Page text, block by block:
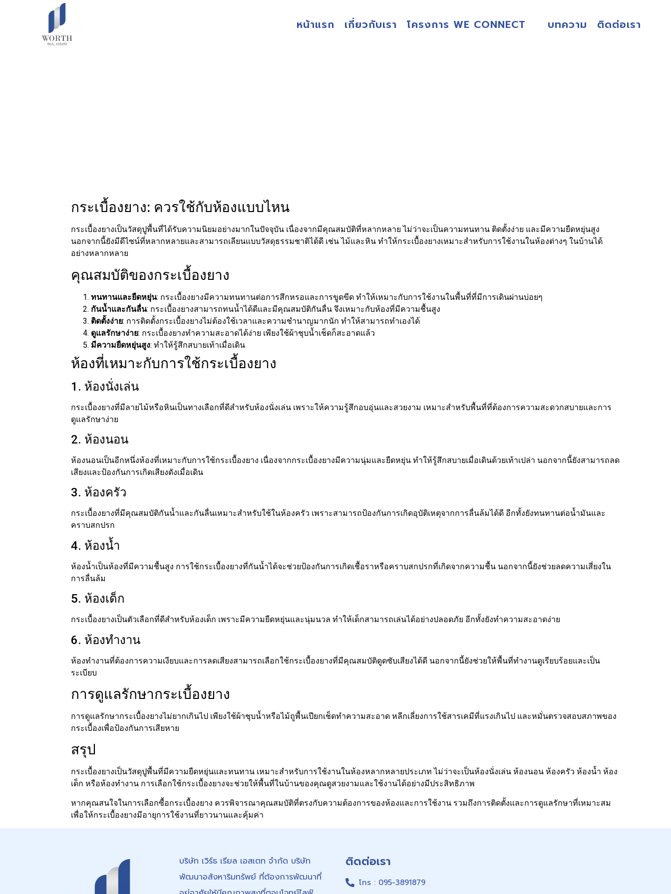
หน้าแรก เกี่ยวกับเรา โครงการ WE CONNECT บทความ ติดต่อเรา
กระเบื้องยาง: ควรใช้กับห้องแบบไหน
กระเบื้องยางเป็นวัสดุปูพื้นที่ได้รับความนิยมอย่างมากในปัจจุบัน เนื่องจากมีคุณสมบัติที่หลากหลาย ไม่ว่าจะเป็นความทนทาน ติดตั้งง่าย และมีความยืดหยุ่นสูง
นอกจากนี้ยังมีดีไซน์ที่หลากหลายและสามารถเลียนแบบวัสดุธรรมชาติได้ดี เช่น ไม้และหิน ทำให้กระเบื้องยางเหมาะสำหรับการใช้งานในห้องต่างๆ ในบ้านได้
อย่างหลากหลาย
คุณสมบัติของกระเบื้องยาง
ทนทานและยืดหยุ่น: กระเบื้องยางมีความทนทานต่อการสึกหรอและการขูดขีด ทำให้เหมาะกับการใช้งานในพื้นที่ที่มีการเดินผ่านบ่อยๆ
กันน้ำและกันลื่น: กระเบื้องยางสามารถทนน้ำได้ดีและมีคุณสมบัติกันลื่น จึงเหมาะกับห้องที่มีความชื้นสูง
ติดตั้งง่าย: การติดตั้งกระเบื้องยางไม่ต้องใช้เวลาและความชำนาญมากนัก ทำให้สามารถทำเองได้
ดูแลรักษาง่าย: กระเบื้องยางทำความสะอาดได้ง่าย เพียงใช้ผ้าชุบน้ำเช็ดก็สะอาดแล้ว
มีความยืดหยุ่นสูง: ทำให้รู้สึกสบายเท้าเมื่อเดิน
ห้องที่เหมาะกับการใช้กระเบื้องยาง
1. ห้องนั่งเล่น
กระเบื้องยางที่มีลายไม้หรือหินเป็นทางเลือกที่ดีสำหรับห้องนั่งเล่น เพราะให้ความรู้สึกอบอุ่นและสวยงาม เหมาะสำหรับพื้นที่ที่ต้องการความสะดวกสบายและการ
ดูแลรักษาง่าย
2. ห้องนอน
ห้องนอนเป็นอีกหนึ่งห้องที่เหมาะกับการใช้กระเบื้องยาง เนื่องจากกระเบื้องยางมีความนุ่มและยืดหยุ่น ทำให้รู้สึกสบายเมื่อเดินด้วยเท้าเปล่า นอกจากนี้ยังสามารถลด
เสียงและป้องกันการเกิดเสียงดังเมื่อเดิน
3. ห้องครัว
กระเบื้องยางที่มีคุณสมบัติกันน้ำและกันลื่นเหมาะสำหรับใช้ในห้องครัว เพราะสามารถป้องกันการเกิดอุบัติเหตุจากการลื่นล้มได้ดี อีกทั้งยังทนทานต่อน้ำมันและ
คราบสกปรก
4. ห้องน้ำ
ห้องน้ำเป็นห้องที่มีความชื้นสูง การใช้กระเบื้องยางที่กันน้ำได้จะช่วยป้องกันการเกิดเชื้อราหรือคราบสกปรกที่เกิดจากความชื้น นอกจากนี้ยังช่วยลดความเสี่ยงใน
การลื่นล้ม
5. ห้องเด็ก
กระเบื้องยางเป็นตัวเลือกที่ดีสำหรับห้องเด็ก เพราะมีความยืดหยุ่นและนุ่มนวล ทำให้เด็กสามารถเล่นได้อย่างปลอดภัย อีกทั้งยังทำความสะอาดง่าย
6. ห้องทำงาน
ห้องทำงานที่ต้องการความเงียบและการลดเสียงสามารถเลือกใช้กระเบื้องยางที่มีคุณสมบัติดูดซับเสียงได้ดี นอกจากนี้ยังช่วยให้พื้นที่ทำงานดูเรียบร้อยและเป็น
ระเบียบ
การดูแลรักษากระเบื้องยาง
การดูแลรักษากระเบื้องยางไม่ยากเกินไป เพียงใช้ผ้าชุบน้ำหรือไม้ถูพื้นเปียกเช็ดทำความสะอาด หลีกเลี่ยงการใช้สารเคมีที่แรงเกินไป และหมั่นตรวจสอบสภาพของ
กระเบื้องเพื่อป้องกันการเสียหาย
สรุป
กระเบื้องยางเป็นวัสดุปูพื้นที่มีความยืดหยุ่นและทนทาน เหมาะสำหรับการใช้งานในห้องหลากหลายประเภท ไม่ว่าจะเป็นห้องนั่งเล่น ห้องนอน ห้องครัว ห้องน้ำ ห้อง
เด็ก หรือห้องทำงาน การเลือกใช้กระเบื้องยางจะช่วยให้พื้นที่ในบ้านของคุณดูสวยงามและใช้งานได้อย่างมีประสิทธิภาพ
หากคุณสนใจในการเลือกซื้อกระเบื้องยาง ควรพิจารณาคุณสมบัติที่ตรงกับความต้องการของห้องและการใช้งาน รวมถึงการติดตั้งและการดูแลรักษาที่เหมาะสม
เพื่อให้กระเบื้องยางมีอายุการใช้งานที่ยาวนานและคุ้มค่า
บริษัท เวิร์ธ เรียล เอสเตท จำกัด บริษัท
พัฒนาอสังหาริมทรัพย์ ที่ต้องการพัฒนาที่
ติดต่อเรา
โทร : 095-3891879